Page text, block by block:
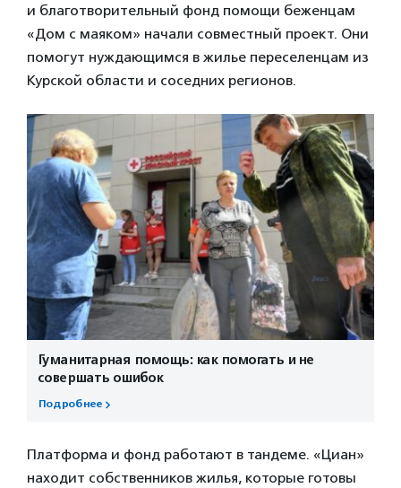
и благотворительный фонд помощи беженцам
«Дом с маяком» начали совместный проект. Они
помогут нуждающимся в жилье переселенцам из
Курской области и соседних регионов.
Гуманитарная помощь: как помогать и не
совершать ошибок
Подробнее
Платформа и фонд работают в тандеме. «Циан»
находит собственников жилья, которые готовы